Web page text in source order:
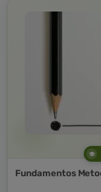
Fundamentos